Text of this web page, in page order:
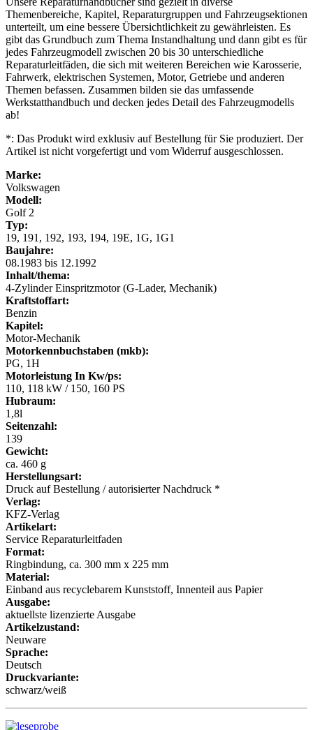
Themenbereiche, Kapitel, Reparaturgruppen und Fahrzeugsektionen
unterteilt, um eine bessere Übersichtlichkeit zu gewährleisten. Es
gibt das Grundbuch zum Thema Instandhaltung und dann gibt es für
jedes Fahrzeugmodell zwischen 20 bis 30 unterschiedliche
Reparaturleitfäden, die sich mit weiteren Bereichen wie Karosserie,
Fahrwerk, elektrischen Systemen, Motor, Getriebe und anderen
Themen befassen. Zusammen bilden sie das umfassende
Werkstatthandbuch und decken jedes Detail des Fahrzeugmodells
ab!
*: Das Produkt wird exklusiv auf Bestellung für Sie produziert. Der
Artikel ist nicht vorgefertigt und vom Widerruf ausgeschlossen.
Marke:
Volkswagen
Modell:
Golf 2
Typ:
19, 191, 192, 193, 194, 19E, 1G, 1G1
Baujahre:
08.1983 bis 12.1992
Inhalt/thema:
4-Zylinder Einspritzmotor (G-Lader, Mechanik)
Kraftstoffart:
Benzin
Kapitel:
Motor-Mechanik
Motorkennbuchstaben (mkb):
PG, 1H
Motorleistung In Kw/ps:
110, 118 kW / 150, 160 PS
Hubraum:
1,8l
Seitenzahl:
139
Gewicht:
ca. 460 g
Herstellungsart:
Druck auf Bestellung / autorisierter Nachdruck *
Verlag:
KFZ-Verlag
Artikelart:
Service Reparaturleitfaden
Format:
Ringbindung, ca. 300 mm x 225 mm
Material:
Einband aus recyclebarem Kunststoff, Innenteil aus Papier
Ausgabe:
aktuellste lizenzierte Ausgabe
Artikelzustand:
Neuware
Sprache:
Deutsch
Druckvariante:
schwarz/weiß